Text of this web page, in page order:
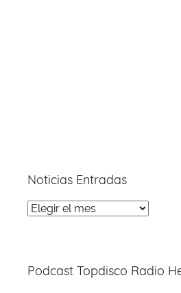
Noticias Entradas
Noticias
Podcast Topdisco Radio